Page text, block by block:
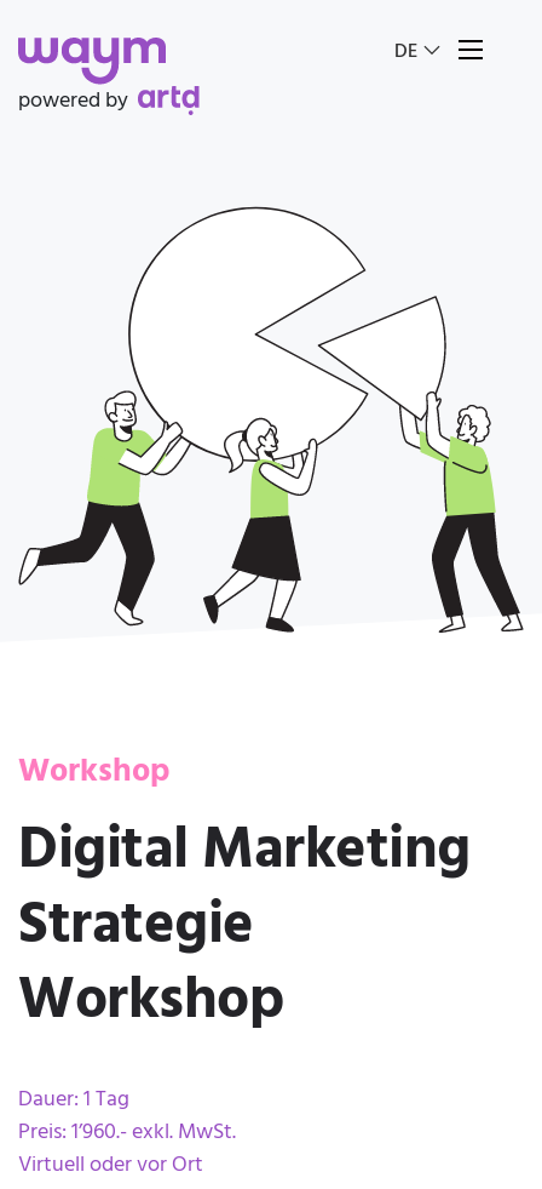
powered by
Sprache
DE
Workshop
Digital Marketing
Strategie
Workshop
Dauer: 1 Tag
Preis: 1’960.- exkl. MwSt.
Virtuell oder vor Ort